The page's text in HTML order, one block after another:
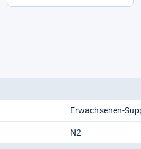
Erwachsenen-
N2